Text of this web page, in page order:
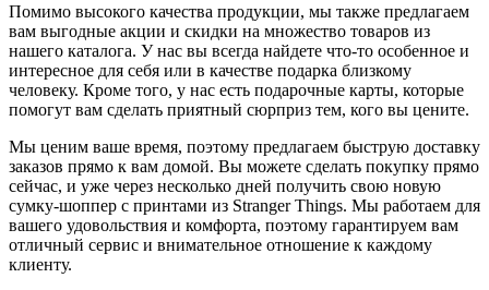
Помимо высокого качества продукции, мы также предлагаем
вам выгодные акции и скидки на множество товаров из
нашего каталога. У нас вы всегда найдете что-то особенное и
интересное для себя или в качестве подарка близкому
человеку. Кроме того, у нас есть подарочные карты, которые
помогут вам сделать приятный сюрприз тем, кого вы цените.
Мы ценим ваше время, поэтому предлагаем быструю доставку
заказов прямо к вам домой. Вы можете сделать покупку прямо
сейчас, и уже через несколько дней получить свою новую
сумку-шоппер с принтами из Stranger Things. Мы работаем для
вашего удовольствия и комфорта, поэтому гарантируем вам
отличный сервис и внимательное отношение к каждому
клиенту.